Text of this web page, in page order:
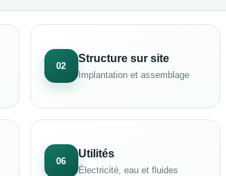
02
Structure sur site
Implantation et assemblage
06
Utilités
Électricité, eau et fluides